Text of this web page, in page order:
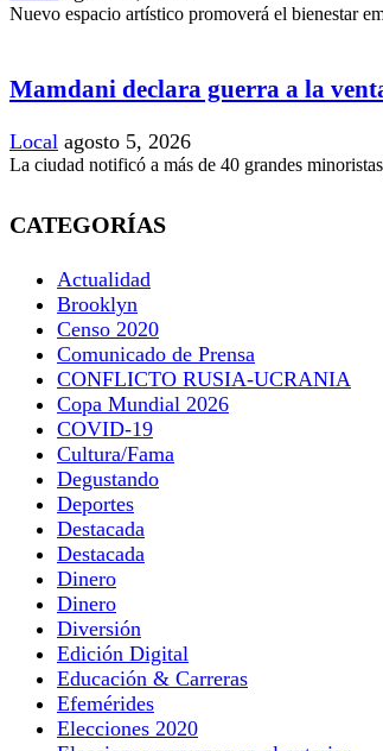
Nuevo espacio artístico promoverá el bienestar
Mamdani declara guerra a la
Local agosto 5, 2026
La ciudad notificó a más de 40 grandes
CATEGORÍAS
Actualidad
Brooklyn
Censo 2020
Comunicado de Prensa
CONFLICTO RUSIA-UCRANIA
Copa Mundial 2026
COVID-19
Cultura/Fama
Degustando
Deportes
Destacada
Destacada
Dinero
Dinero
Diversión
Edición Digital
Educación & Carreras
Efemérides
Elecciones 2020